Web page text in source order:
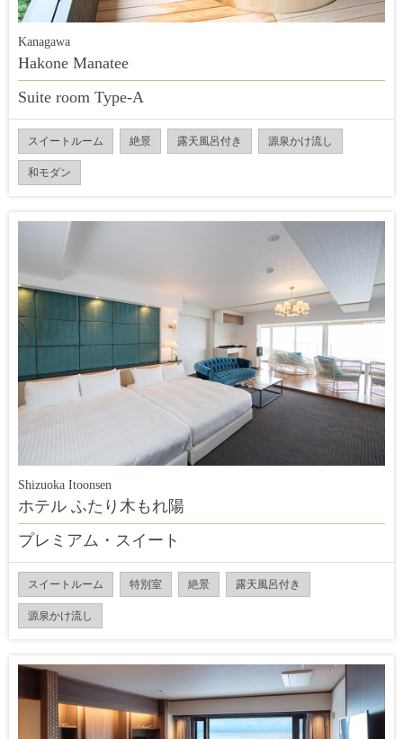
Kanagawa
Hakone Manatee
Suite room Type-A
スイートルーム 絶景 露天風呂付き 源泉かけ流し
和モダン
Shizuoka Itoonsen
ホテル ふたり木もれ陽
プレミアム・スイート
スイートルーム 特別室 絶景 露天風呂付き
源泉かけ流し